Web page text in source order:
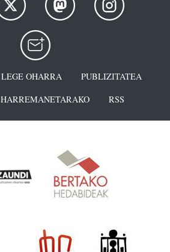
LEGE OHARRA
PUBLIZITATEA
HARREMANETARAKO RSS